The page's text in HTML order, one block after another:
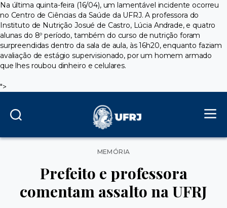
Na última quinta-feira (16/04), um lamentável incidente ocorreu
no Centro de Ciências da Saúde da UFRJ. A professora do
Instituto de Nutrição Josué de Castro, Lúcia Andrade, e quatro
alunas do 8º período, também do curso de nutrição foram
surpreendidas dentro da sala de aula, às 16h20, enquanto faziam
avaliação de estágio supervisionado, por um homem armado
que lhes roubou dinheiro e celulares.
">
Categorias
MEMÓRIA
Prefeito e professora
comentam assalto na UFRJ